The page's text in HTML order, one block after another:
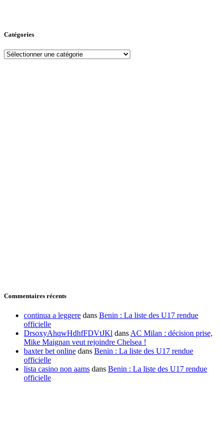
Catégories
Commentaires récents
continua a leggere dans Benin : La liste des U17 rendue
officielle
DrsoxyAhqwHdhfFDVtJKl dans AC Milan : décision prise,
Mike Maignan veut rejoindre Chelsea !
baxter bet online dans Benin : La liste des U17 rendue
officielle
lista casino non aams dans Benin : La liste des U17 rendue
officielle